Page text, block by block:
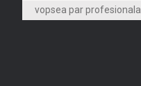
vopsea par profesionala